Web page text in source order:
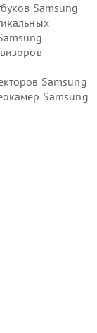
Samsung
Samsung
Samsung